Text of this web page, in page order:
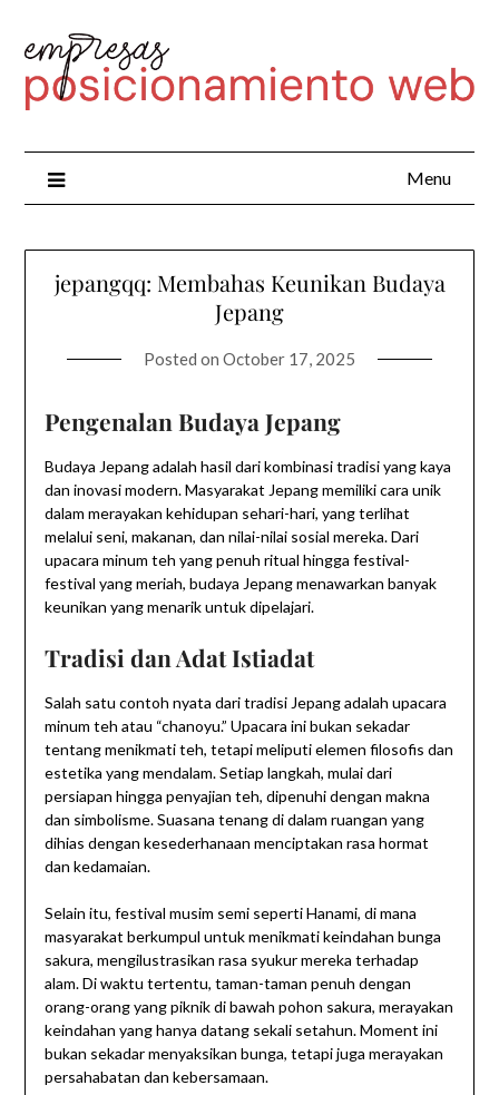
Menu
jepangqq: Membahas Keunikan Budaya
Jepang
Posted on October 17, 2025
Pengenalan Budaya Jepang
Budaya Jepang adalah hasil dari kombinasi tradisi yang kaya
dan inovasi modern. Masyarakat Jepang memiliki cara unik
dalam merayakan kehidupan sehari-hari, yang terlihat
melalui seni, makanan, dan nilai-nilai sosial mereka. Dari
upacara minum teh yang penuh ritual hingga festival-
festival yang meriah, budaya Jepang menawarkan banyak
keunikan yang menarik untuk dipelajari.
Tradisi dan Adat Istiadat
Salah satu contoh nyata dari tradisi Jepang adalah upacara
minum teh atau “chanoyu.” Upacara ini bukan sekadar
tentang menikmati teh, tetapi meliputi elemen filosofis dan
estetika yang mendalam. Setiap langkah, mulai dari
persiapan hingga penyajian teh, dipenuhi dengan makna
dan simbolisme. Suasana tenang di dalam ruangan yang
dihias dengan kesederhanaan menciptakan rasa hormat
dan kedamaian.
Selain itu, festival musim semi seperti Hanami, di mana
masyarakat berkumpul untuk menikmati keindahan bunga
sakura, mengilustrasikan rasa syukur mereka terhadap
alam. Di waktu tertentu, taman-taman penuh dengan
orang-orang yang piknik di bawah pohon sakura, merayakan
keindahan yang hanya datang sekali setahun. Moment ini
bukan sekadar menyaksikan bunga, tetapi juga merayakan
persahabatan dan kebersamaan.